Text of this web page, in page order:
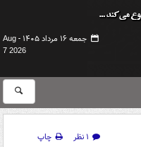
جمعه ۱۶ مرداد ۱۴۰۵ -
Aug
7 2026
۱ نظر
چاپ